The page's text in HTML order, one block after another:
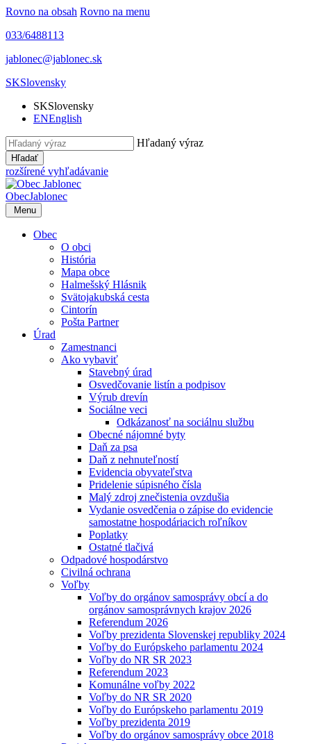
Rovno na obsah Rovno na menu
033/6488113
jablonec@jablonec.sk
SKSlovensky
SKSlovensky
ENEnglish
Hľadaný výraz
Hľadať
rozšírené vyhľadávanie
ObecJablonec
Menu
Obec
O obci
História
Mapa obce
Halmešský Hlásnik
Svätojakubská cesta
Cintorín
Pošta Partner
Úrad
Zamestnanci
Ako vybaviť
Stavebný úrad
Osvedčovanie listín a podpisov
Výrub drevín
Sociálne veci
Odkázanosť na sociálnu službu
Obecné nájomné byty
Daň za psa
Daň z nehnuteľností
Evidencia obyvateľstva
Pridelenie súpisného čísla
Malý zdroj znečistenia ovzdušia
Vydanie osvedčenia o zápise do evidencie
samostatne hospodáriacich roľníkov
Poplatky
Ostatné tlačivá
Odpadové hospodárstvo
Civilná ochrana
Voľby
Voľby do orgánov samosprávy obcí a do
orgánov samosprávnych krajov 2026
Referendum 2026
Voľby prezidenta Slovenskej republiky 2024
Voľby do Európskeho parlamentu 2024
Voľby do NR SR 2023
Referendum 2023
Komunálne voľby 2022
Voľby do NR SR 2020
Voľby do Európskeho parlamentu 2019
Voľby prezidenta 2019
Voľby do orgánov samosprávy obce 2018